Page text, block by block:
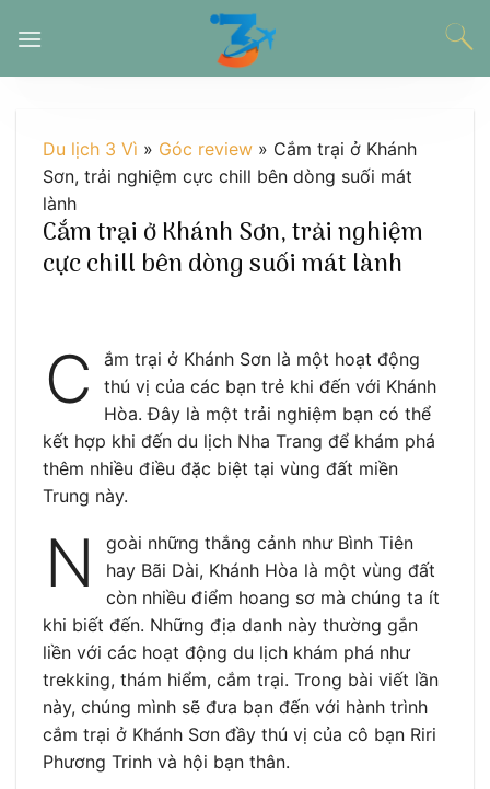
đến
Du lịch 3 Vì » Góc review » Cắm trại ở Khánh
Sơn, trải nghiệm cực chill bên dòng suối mát
lành
Cắm trại ở Khánh Sơn, trải nghiệm
cực chill bên dòng suối mát lành
C
ắm trại ở Khánh Sơn là một hoạt động
thú vị của các bạn trẻ khi đến với Khánh
Hòa. Đây là một trải nghiệm bạn có thể
kết hợp khi đến du lịch Nha Trang để khám phá
thêm nhiều điều đặc biệt tại vùng đất miền
Trung này.
N
goài những thắng cảnh như Bình Tiên
hay Bãi Dài, Khánh Hòa là một vùng đất
còn nhiều điểm hoang sơ mà chúng ta ít
khi biết đến. Những địa danh này thường gắn
liền với các hoạt động du lịch khám phá như
trekking, thám hiểm, cắm trại. Trong bài viết lần
này, chúng mình sẽ đưa bạn đến với hành trình
cắm trại ở Khánh Sơn đầy thú vị của cô bạn Riri
Phương Trinh và hội bạn thân.